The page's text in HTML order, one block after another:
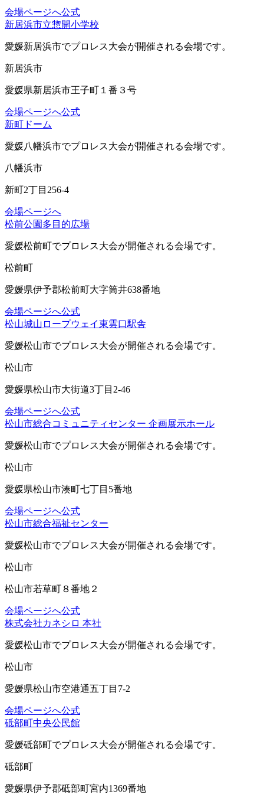
会場ページへ公式
新居浜市立惣開小学校
愛媛新居浜市でプロレス大会が開催される会場です。
新居浜市
愛媛県新居浜市王子町１番３号
会場ページへ公式
新町ドーム
愛媛八幡浜市でプロレス大会が開催される会場です。
八幡浜市
新町2丁目256-4
会場ページへ
松前公園多目的広場
愛媛松前町でプロレス大会が開催される会場です。
松前町
愛媛県伊予郡松前町大字筒井638番地
会場ページへ公式
松山城山ロープウェイ東雲口駅舎
愛媛松山市でプロレス大会が開催される会場です。
松山市
愛媛県松山市大街道3丁目2-46
会場ページへ公式
松山市総合コミュニティセンター 企画展示ホール
愛媛松山市でプロレス大会が開催される会場です。
松山市
愛媛県松山市湊町七丁目5番地
会場ページへ公式
松山市総合福祉センター
愛媛松山市でプロレス大会が開催される会場です。
松山市
松山市若草町８番地２
会場ページへ公式
株式会社カネシロ 本社
愛媛松山市でプロレス大会が開催される会場です。
松山市
愛媛県松山市空港通五丁目7-2
会場ページへ公式
砥部町中央公民館
愛媛砥部町でプロレス大会が開催される会場です。
砥部町
愛媛県伊予郡砥部町宮内1369番地